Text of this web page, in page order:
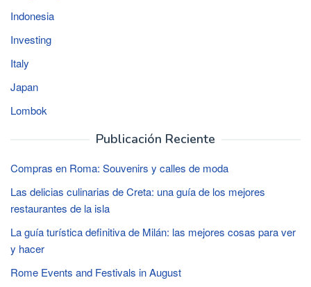
Indonesia
Investing
Italy
Japan
Lombok
Publicación Reciente
Compras en Roma: Souvenirs y calles de moda
Las delicias culinarias de Creta: una guía de los mejores
restaurantes de la isla
La guía turística definitiva de Milán: las mejores cosas para ver
y hacer
Rome Events and Festivals in August